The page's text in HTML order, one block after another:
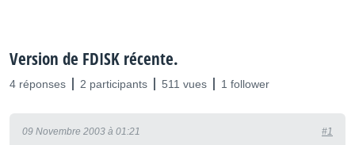
Version de FDISK récente.
4 réponses 2 participants 511 vues 1 follower
09 Novembre 2003 à 01:21 #1